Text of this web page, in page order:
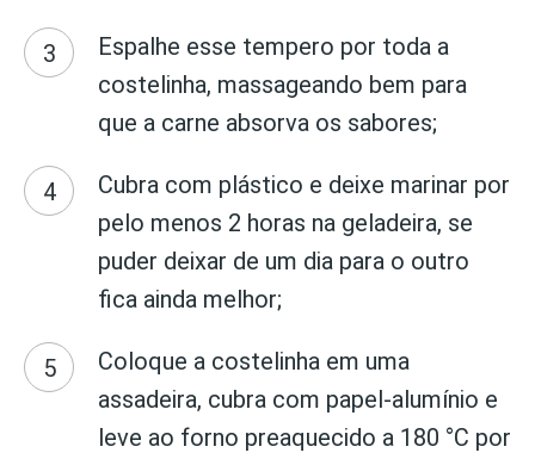
Espalhe esse tempero por toda a
costelinha, massageando bem para
que a carne absorva os sabores;
Cubra com plástico e deixe marinar por
pelo menos 2 horas na geladeira, se
puder deixar de um dia para o outro
fica ainda melhor;
Coloque a costelinha em uma
assadeira, cubra com papel-alumínio e
leve ao forno preaquecido a 180 °C por